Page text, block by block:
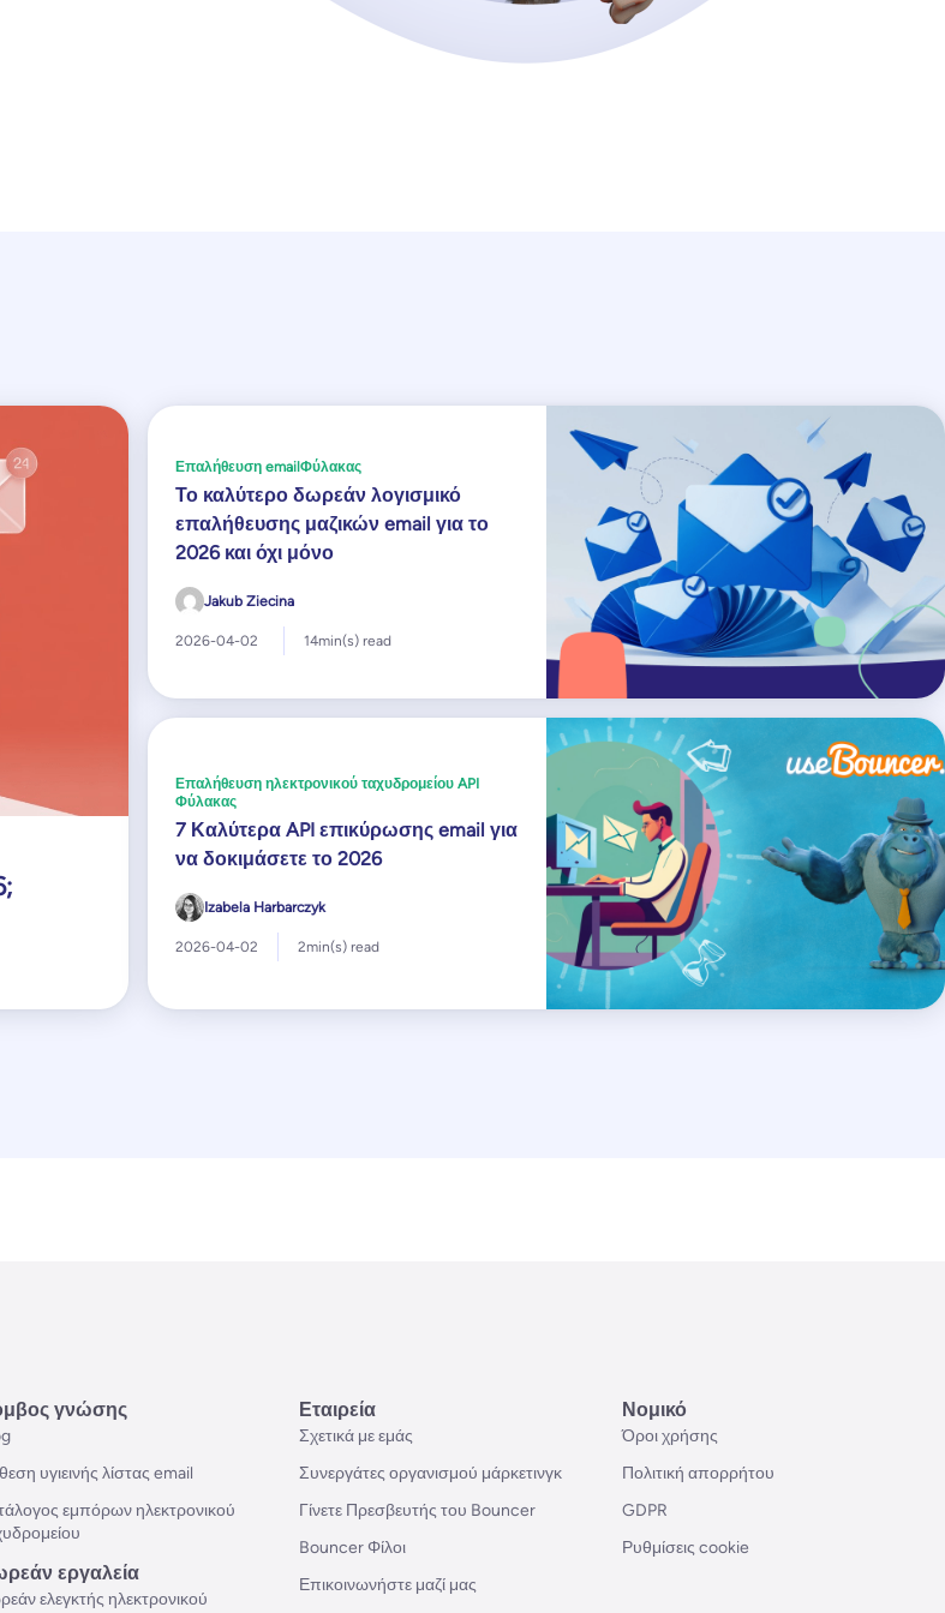
Επαλήθευση email Φύλακας
Το καλύτερο δωρεάν λογισμικό
επαλήθευσης μαζικών email για το
2026 και όχι μόνο
Jakub Ziecina
2026-04-02 14min(s) read
Επαλήθευση ηλεκτρονικού ταχυδρομείου API
Φύλακας
7 Καλύτερα API επικύρωσης email για
να δοκιμάσετε το 2026
Izabela Harbarczyk
2026-04-02 2min(s) read
γνώσης
υγιεινής λίστας email
εμπόρων ηλεκτρονικού
εργαλεία
ελεγκτής ηλεκτρονικού
Εταιρεία
Σχετικά με εμάς
Συνεργάτες οργανισμού μάρκετινγκ
Γίνετε Πρεσβευτής του Bouncer
Bouncer Φίλοι
Επικοινωνήστε μαζί μας
Νομικό
Όροι χρήσης
Πολιτική απορρήτου
GDPR
Ρυθμίσεις cookie